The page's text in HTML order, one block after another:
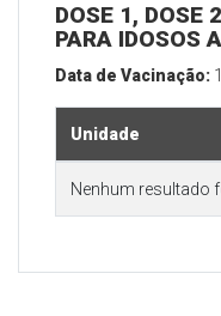
DOSE 1, DOSE
PARA IDOSOS
Data de Vacinação:
Unidade
Nenhum resultado